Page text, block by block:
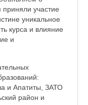
участие
уникальное
курса и влияние
и
и Апатиты, ЗАТО
район и